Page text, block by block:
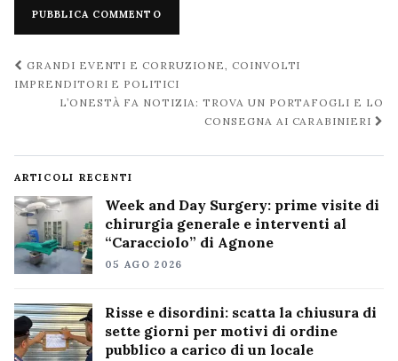
Navigazione
post
GRANDI EVENTI E CORRUZIONE, COINVOLTI
IMPRENDITORI E POLITICI
L’ONESTÀ FA NOTIZIA: TROVA UN PORTAFOGLI E LO
CONSEGNA AI CARABINIERI
ARTICOLI RECENTI
Week and Day Surgery: prime visite di
chirurgia generale e interventi al
“Caracciolo” di Agnone
05 AGO 2026
Risse e disordini: scatta la chiusura di
sette giorni per motivi di ordine
pubblico a carico di un locale